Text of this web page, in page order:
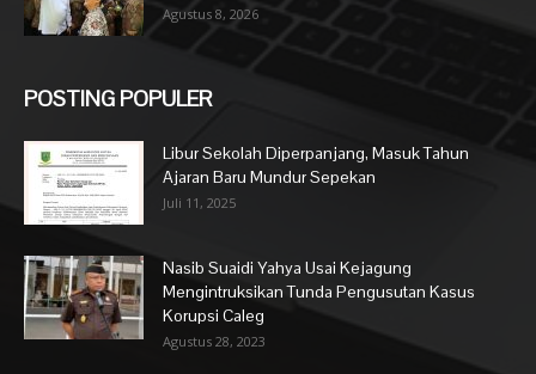
Agustus 8, 2026
POSTING POPULER
Libur Sekolah Diperpanjang, Masuk Tahun
Ajaran Baru Mundur Sepekan
Juli 11, 2025
Nasib Suaidi Yahya Usai Kejagung
Mengintruksikan Tunda Pengusutan Kasus
Korupsi Caleg
Agustus 28, 2023